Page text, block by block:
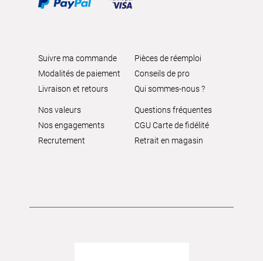
Suivre ma commande
Modalités de paiement
Livraison et retours
Pièces de réemploi
Conseils de pro
Qui sommes-nous ?
Nos valeurs
Nos engagements
Recrutement
Questions fréquentes
CGU Carte de fidélité
Retrait en magasin